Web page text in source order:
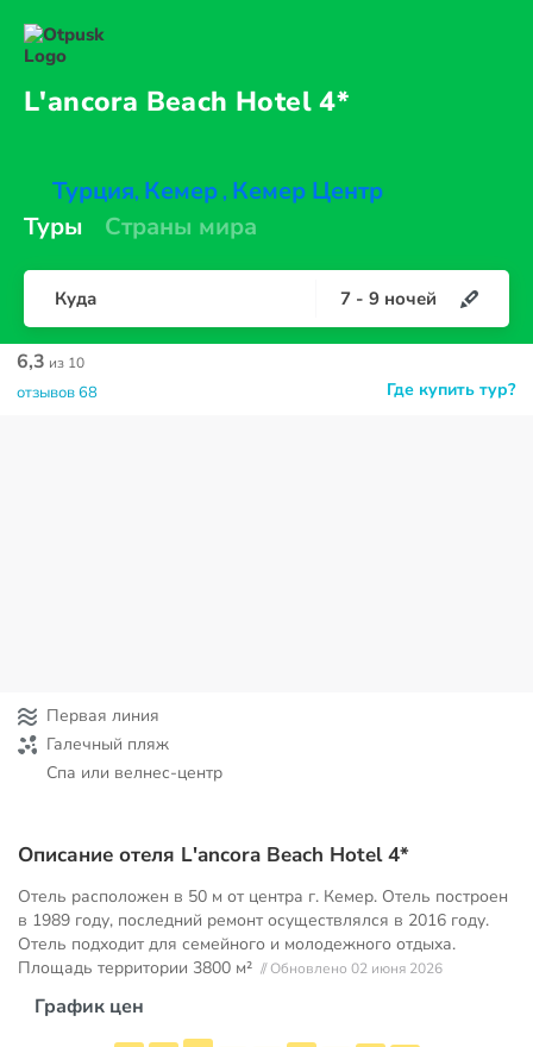
L'ancora Beach Hotel 4*
Турция, Кемер , Кемер Центр
Туры
Страны мира
Куда 7 - 9 ночей
Где купить тур?
6,3 из 10
отзывов 68
Первая линия
Галечный пляж
Спа или велнес-центр
Описание отеля L'ancora Beach Hotel 4*
Отель расположен в 50 м от центра г. Кемер. Отель построен
в 1989 году, последний ремонт осуществлялся в 2016 году.
Отель подходит для семейного и молодежного отдыха.
Площадь территории 3800 м² // Обновлено 02 июня 2026
График цен